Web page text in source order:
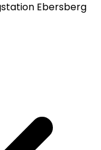
Ebersberg